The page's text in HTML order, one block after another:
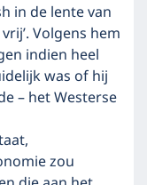
in de lente van
Volgens hem
indien heel
was of hij
– het Westerse
zou